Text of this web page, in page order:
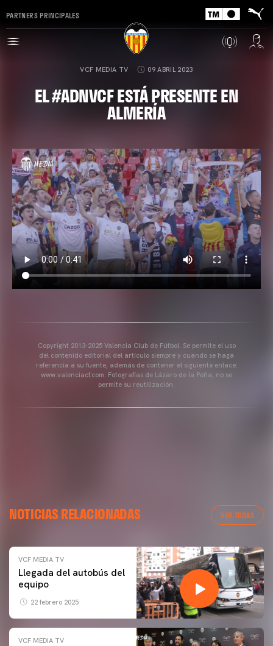
PARTNERS PRINCIPALES
VCF MEDIA TV 09 ABRIL 2023
EL #ADNVCF ESTÁ PRESENTE EN
ALMERÍA
Copyright 2013-2025 Valencia Club de Fútbol. Se permite el uso
del contenido editorial del artículo siempre y cuando se haga
referencia a su fuente, además de contener el siguiente enlace:
www.valenciacf.com. Fotografías de Lázaro de la Peña, no se
permite su reutilización.
NOTICIAS RELACIONADAS VER TODAS
VCF MEDIA TV
Llegada del autobús del
equipo
22 febrero 2025
VCF MEDIA TV